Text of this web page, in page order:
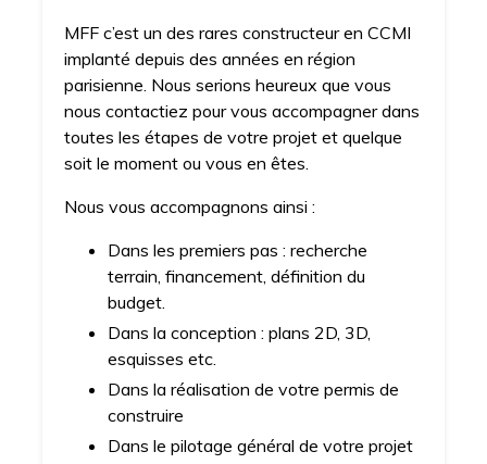
MFF c’est un des rares constructeur en CCMI
implanté depuis des années en région
parisienne. Nous serions heureux que vous
nous contactiez pour vous accompagner dans
toutes les étapes de votre projet et quelque
soit le moment ou vous en êtes.
Nous vous accompagnons ainsi :
Dans les premiers pas : recherche
terrain, financement, définition du
budget.
Dans la conception : plans 2D, 3D,
esquisses etc.
Dans la réalisation de votre permis de
construire
Dans le pilotage général de votre projet